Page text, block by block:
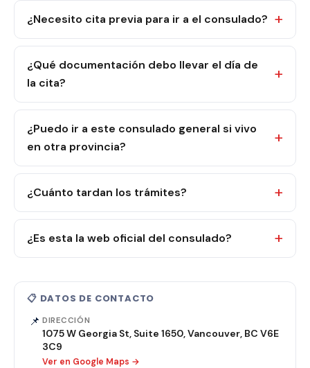
📋 DATOS DE CONTACTO
📌 DIRECCIÓN
1075 W Georgia St, Suite 1650, Vancouver, BC V6E
3C9
Ver en Google Maps →
¿Necesito cita previa para ir a el consulado?
¿Qué documentación debo llevar el día de
la cita?
¿Puedo ir a este consulado general si vivo
en otra provincia?
¿Cuánto tardan los trámites?
¿Es esta la web oficial del consulado?